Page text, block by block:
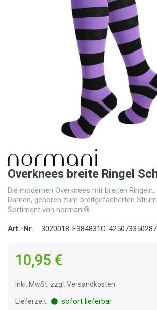
Overknees breite Ringel
Die modernen Overknees mit breiten
Damen, gehören zum breitgefächerten
Sortiment von normani®.
Art.-Nr. 3020018-F384831C-
10,95 €
inkl. MwSt. zzgl. Versandkosten
Lieferzeit:
sofort lieferbar